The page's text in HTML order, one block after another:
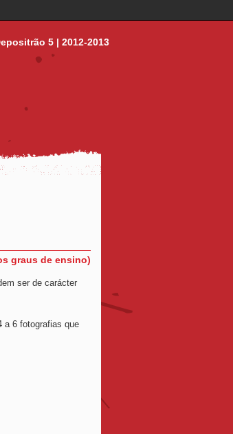
5 | 2012-2013
graus de ensino)
ser de carácter
a 6 fotografias que